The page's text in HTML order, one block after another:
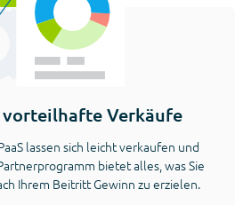
vorteilhafte Verkäufe
lassen sich leicht verkaufen und
bietet alles, was Sie
Ihrem Beitritt Gewinn zu erzielen.